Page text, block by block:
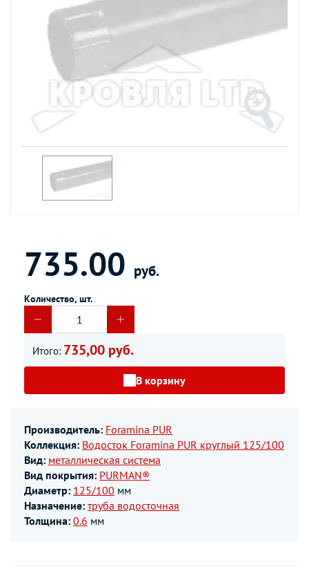
735.00 руб.
Количество, шт.
Итого: 735,00 руб.
В корзину
Производитель: Foramina PUR
Коллекция: Водосток Foramina PUR круглый 125/100
Вид: металлическая система
Вид покрытия: PURMAN®
Диаметр: 125/100 мм
Назначение: труба водосточная
Толщина: 0.6 мм